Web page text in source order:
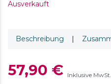
Ausverkauft
Beschreibung |
57,90 € Inklusive MwSt.